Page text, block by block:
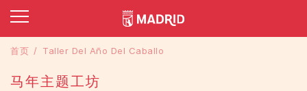
首页 Taller Del Año Del Caballo
马年主题工坊